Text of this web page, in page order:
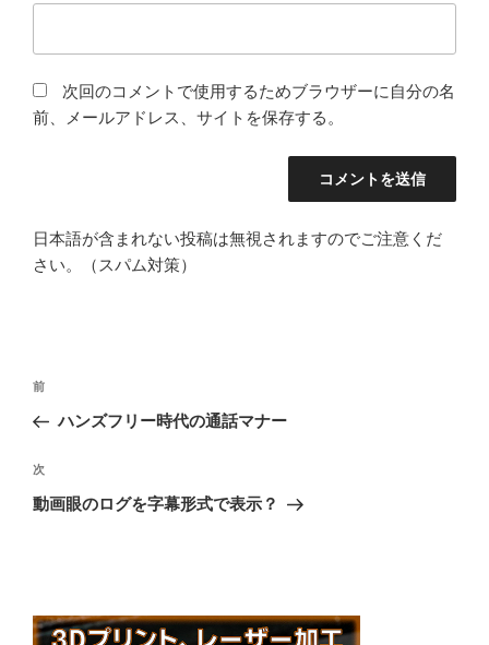
次回のコメントで使用するためブラウザーに自分の名
前、メールアドレス、サイトを保存する。
日本語が含まれない投稿は無視されますのでご注意くだ
さい。（スパム対策）
投
ナ
ビ
ゲ
ン
前
の
稿
前
ハンズフリー時代の通話マナー
次
の
次
動画眼のログを字幕形式で表示？